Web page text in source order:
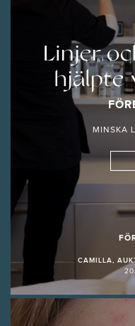
Linjer
hjälpte
MINSKA
CAMILLA,